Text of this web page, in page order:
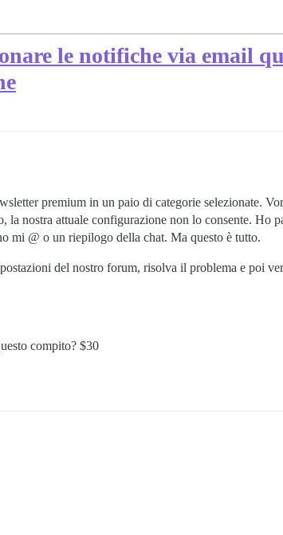
le notifiche via email
premium in un paio di categorie selezionate.
nostra attuale configurazione non lo consente. Ho
mi @ o un riepilogo della chat. Ma questo è tutto.
del nostro forum, risolva il problema e poi
compito? $30